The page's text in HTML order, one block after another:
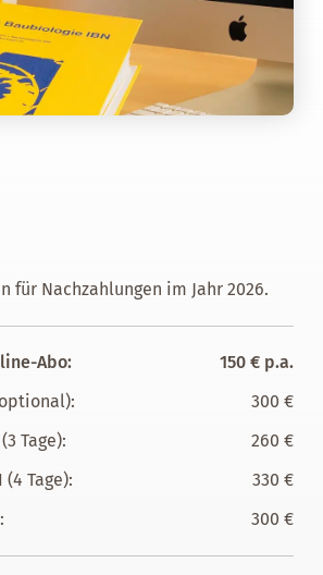
für Nachzahlungen im Jahr 2026.
Abo:
150 € p.a.
300 €
Tage):
260 €
Tage):
330 €
300 €